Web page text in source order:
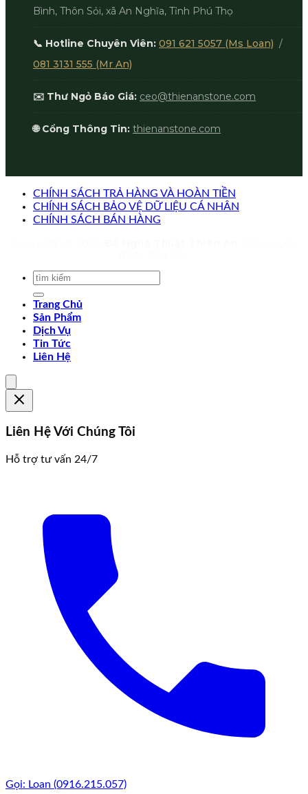
Bình, Thôn Sỏi, xã An Nghĩa, Tỉnh Phú Thọ
📞 Hotline Chuyên Viên: 091 621 5057 (Ms Loan) /
081 3131 555 (Mr An)
✉️ Thư Ngỏ Báo Giá: ceo@thienanstone.com
🌐 Cổng Thông Tin: thienanstone.com
CHÍNH SÁCH TRẢ HÀNG VÀ HOÀN TIỀN
CHÍNH SÁCH BẢO VỆ DỮ LIỆU CÁ NHÂN
CHÍNH SÁCH BÁN HÀNG
Trang Chủ
Sản Phẩm
Dịch Vụ
Tin Tức
Liên Hệ
Liên Hệ Với Chúng Tôi
Hỗ trợ tư vấn 24/7
Gọi: Loan (0916.215.057)